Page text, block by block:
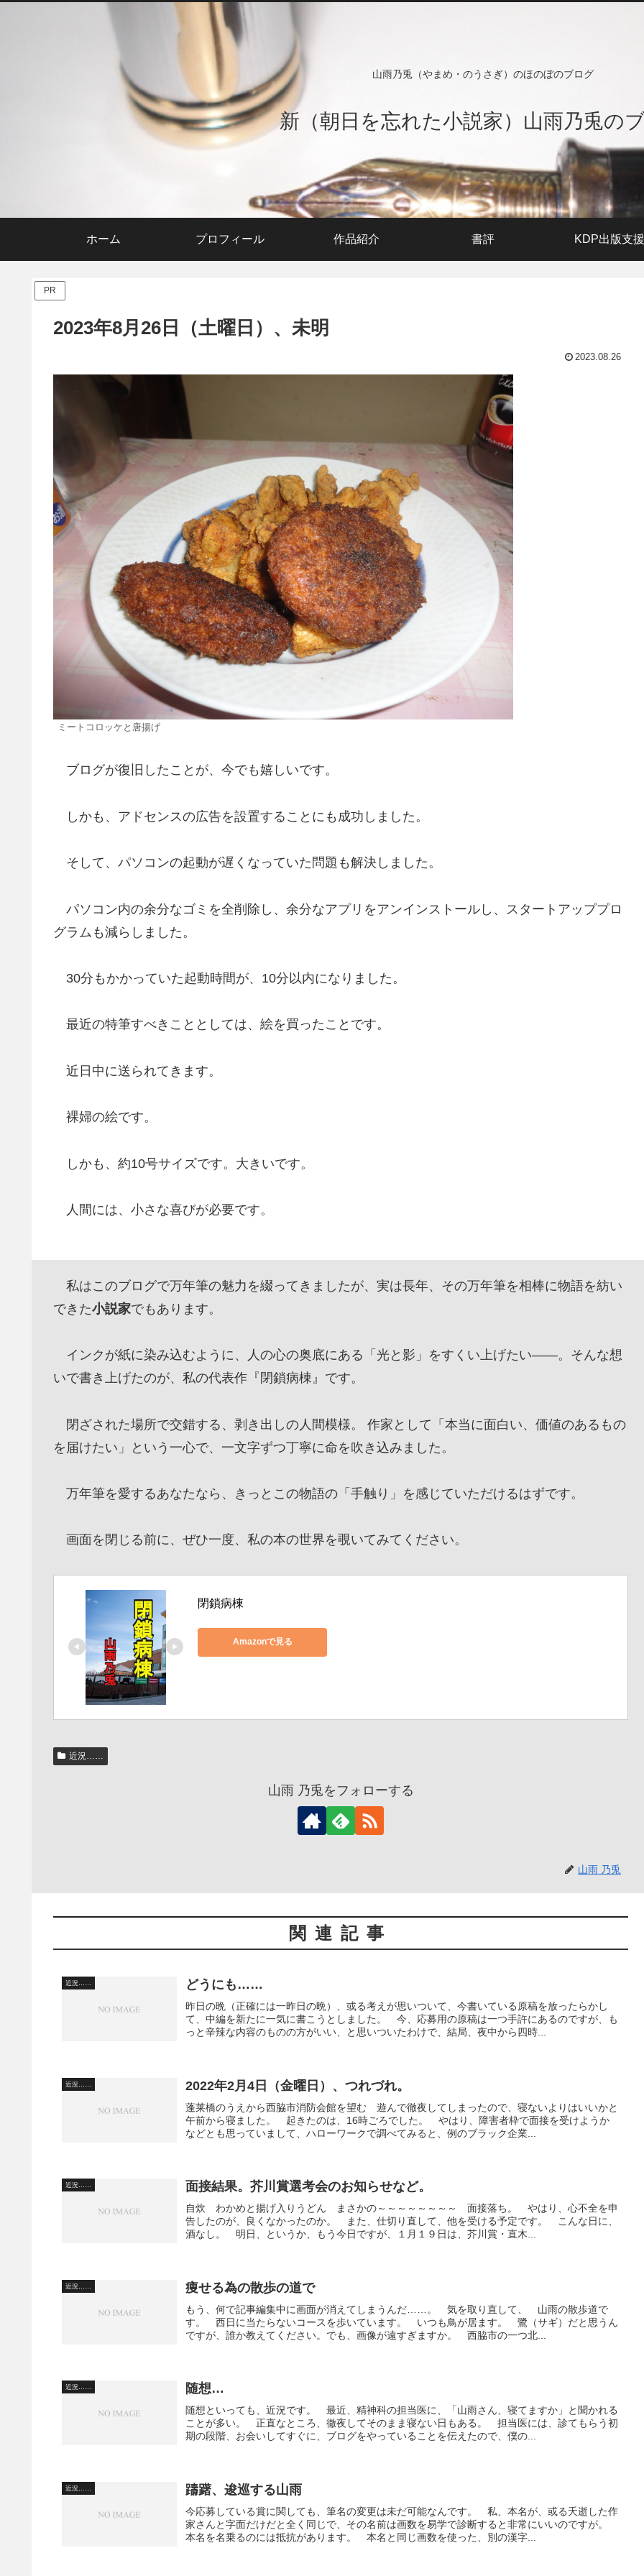
山雨乃兎（やまめ・のうさぎ）のほのぼのブログ
新（朝日を忘れた小説家）山雨乃兎の
ホーム プロフィール 作品紹介 書評 KDP出版支援
PR
2023年8月26日（土曜日）、未明
2023.08.26
ミートコロッケと唐揚げ
ブログが復旧したことが、今でも嬉しいです。
しかも、アドセンスの広告を設置することにも成功しました。
そして、パソコンの起動が遅くなっていた問題も解決しました。
パソコン内の余分なゴミを全削除し、余分なアプリをアンインストールし、スタートアッププロ
グラムも減らしました。
30分もかかっていた起動時間が、10分以内になりました。
最近の特筆すべきこととしては、絵を買ったことです。
近日中に送られてきます。
裸婦の絵です。
しかも、約10号サイズです。大きいです。
人間には、小さな喜びが必要です。
私はこのブログで万年筆の魅力を綴ってきましたが、実は長年、その万年筆を相棒に物語を紡い
できた小説家でもあります。
インクが紙に染み込むように、人の心の奥底にある「光と影」をすくい上げたい——。そんな想
いで書き上げたのが、私の代表作『閉鎖病棟』です。
閉ざされた場所で交錯する、剥き出しの人間模様。 作家として「本当に面白い、価値のあるもの
を届けたい」という一心で、一文字ずつ丁寧に命を吹き込みました。
万年筆を愛するあなたなら、きっとこの物語の「手触り」を感じていただけるはずです。
画面を閉じる前に、ぜひ一度、私の本の世界を覗いてみてください。
閉鎖病棟
Amazonで見る
近況……
山雨 乃兎をフォローする
山雨 乃兎
関連記事
近況…… どうにも……
昨日の晩（正確には一昨日の晩）、或る考えが思いついて、今書いている原稿を放ったらかし
て、中編を新たに一気に書こうとしました。 今、応募用の原稿は一つ手許にあるのですが、も
っと辛辣な内容のものの方がいい、と思いついたわけで、結局、夜中から四時...
近況…… 2022年2月4日（金曜日）、つれづれ。
蓬莱橋のうえから西脇市消防会館を望む 遊んで徹夜してしまったので、寝ないよりはいいかと
午前から寝ました。 起きたのは、16時ごろでした。 やはり、障害者枠で面接を受けようか
などとも思っていまして、ハローワークで調べてみると、例のブラック企業...
近況…… 面接結果。芥川賞選考会のお知らせなど。
自炊 わかめと揚げ入りうどん まさかの～～～～～～～～ 面接落ち。 やはり、心不全を申
告したのが、良くなかったのか。 また、仕切り直して、他を受ける予定です。 こんな日に、
酒なし。 明日、というか、もう今日ですが、１月１９日は、芥川賞・直木...
近況…… 痩せる為の散歩の道で
もう、何で記事編集中に画面が消えてしまうんだ……。 気を取り直して、 山雨の散歩道で
す。 西日に当たらないコースを歩いています。 いつも鳥が居ます。 鷺（サギ）だと思うん
ですが、誰か教えてください。でも、画像が遠すぎますか。 西脇市の一つ北...
近況…… 随想…
随想といっても、近況です。 最近、精神科の担当医に、「山雨さん、寝てますか」と聞かれる
ことが多い。 正直なところ、徹夜してそのまま寝ない日もある。 担当医には、診てもらう初
期の段階、お会いしてすぐに、ブログをやっていることを伝えたので、僕の...
近況…… 躊躇、逡巡する山雨
今応募している賞に関しても、筆名の変更は未だ可能なんです。 私、本名が、或る夭逝した作
家さんと字面だけだと全く同じで、その名前は画数を易学で診断すると非常にいいのですが。
本名を名乗るのには抵抗があります。 本名と同じ画数を使った、別の漢字...